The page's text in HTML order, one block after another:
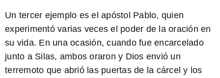
Un tercer ejemplo es el apóstol Pablo, quien
experimentó varias veces el poder de la oración en
su vida. En una ocasión, cuando fue encarcelado
junto a Silas, ambos oraron y Dios envió un
terremoto que abrió las puertas de la cárcel y los